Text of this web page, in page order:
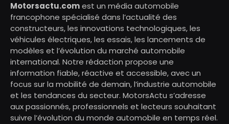
Motorsactu.comest un média automobile
francophone spécialisé dans l’actualité des
constructeurs, les innovations technologiques, les
véhicules électriques, les essais, les lancements de
modèles et l’évolution du marché automobile
international. Notre rédaction propose une
information fiable, réactive et accessible, avec un
focus sur la mobilité de demain, l’industrie automobile
et les tendances du secteur. MotorsActu s’adresse
aux passionnés, professionnels et lecteurs souhaitant
suivre l’évolution du monde automobile en temps réel.